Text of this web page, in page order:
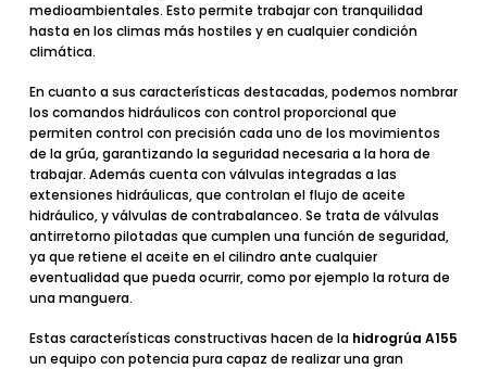
medioambientales. Esto permite trabajar con tranquilidad
hasta en los climas más hostiles y en cualquier condición
climática.
En cuanto a sus características destacadas, podemos nombrar
los comandos hidráulicos con control proporcional que
permiten control con precisión cada uno de los movimientos
de la grúa, garantizando la seguridad necesaria a la hora de
trabajar. Además cuenta con válvulas integradas a las
extensiones hidráulicas, que controlan el flujo de aceite
hidráulico, y válvulas de contrabalanceo. Se trata de válvulas
antirretorno pilotadas que cumplen una función de seguridad,
ya que retiene el aceite en el cilindro ante cualquier
eventualidad que pueda ocurrir, como por ejemplo la rotura de
una manguera.
Estas características constructivas hacen de lahidrogrúa A155
unequipo con potencia puracapaz de realizar una gran